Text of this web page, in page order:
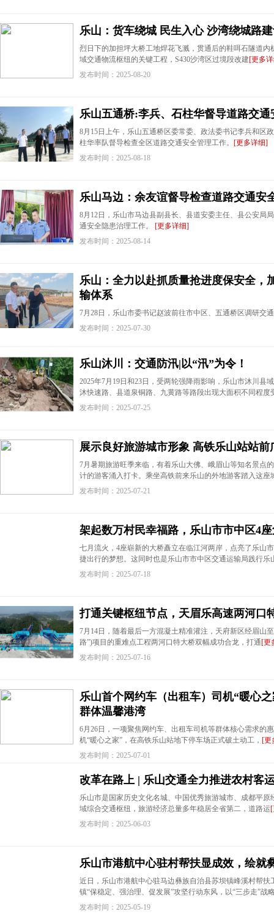
乐山：货车绕城 民生入心 沙湾绕城路
烈日下的加担坪大桥工地焊花飞溅，贯通后的鞋咡石隧道
域交通物流枢纽的关键工程，S430沙湾区过境段改建[更多
发布时间：2025-08-20
乐山五通桥:李兵、石柱华督导道路交通
8月15日上午，乐山五通桥区委常委、政法委书记李兵和区
柱华率队督导检查全区道路交通安全管理工作。 [更多详细]
发布时间：2025-08-18
乐山马边：余友谊督导检查道路交通安
8月12日，乐山市马边县副县长、县道安委主任、县公安局
通安全隐患治理工作。 [更多详细]
发布时间：2025-08-14
乐山：全力以赴抓质量抢进度保安全，
输体系
7月28日，乐山市委书记赵波前往市中区、五通桥区调研交
发布时间：2025-07-30
乐山沐川：交通防汛|以“汛”为令！
2025年7月19日和23日，受两轮强降雨影响，乐山市沐川县
沐快速路、县道泉铜路、九黄路等路段出现大面积不同程度
发布时间：2025-07-25
展示良好旅游城市形象 高铁乐山站站
7月暑期旅游旺季来临，有着乐山大佛、峨眉山等知名景点
计的游客涌入打卡。乘坐高铁前来乐山的外地游客踏入这座
发布时间：2025-07-21
架起数万村民幸福路，乐山市市中区4
七月流火，4座崭新的大桥矗立在临江河两岸，点亮了乐山
捷出行的梦想。这同时也是乐山市市中区交通运输局践行乐
发布时间：2025-07-18
打通关键枢纽节点，天眉乐高速两河口
7月14日，随着最后一方混凝土精准灌注，天府新区经眉山
路”)项目的重难点工程两河口特大桥双幅成功合龙，打通[更
发布时间：2025-07-16
乐山首个网约车（出租车）司机“暖心
群体温馨港湾
6月26日，一项聚焦网约车、出租车司机等群体核心需求
机“暖心之家”，在高铁乐山站地下停车场正式破土动工， [更
发布时间：2025-07-01
改革在路上 | 乐山交通全力推进农村客
乐山市是国家历史文化名城、中国优秀旅游城市、成都平
域综合交通枢纽，旅游经济总量多年稳居全省第二，道路运
发布时间：2025-06-03
乐山市港航中心驻村帮扶显成效，绘就
近日，乐山市港航中心驻马边彝族自治县苏坝镇峰溪村帮扶
镇“保稳定、强治理、促发展”攻坚行动东风，以“三步走”战
发布时间：2025-05-19